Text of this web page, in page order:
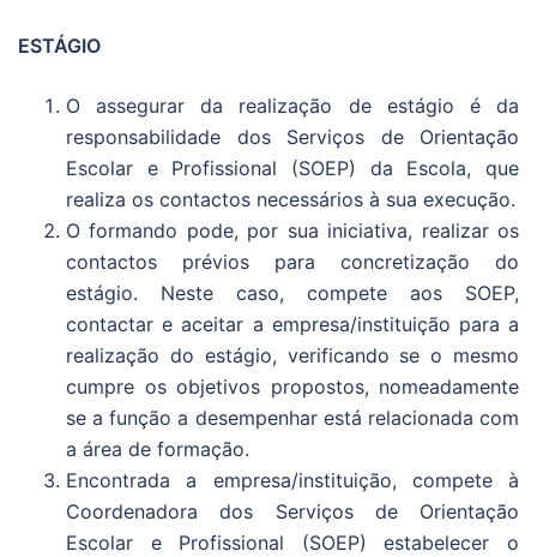
ESTÁGIO
O assegurar da realização de estágio é da
responsabilidade dos Serviços de Orientação
Escolar e Profissional (SOEP) da Escola, que
realiza os contactos necessários à sua execução.
O formando pode, por sua iniciativa, realizar os
contactos prévios para concretização do
estágio. Neste caso, compete aos SOEP,
contactar e aceitar a empresa/instituição para a
realização do estágio, verificando se o mesmo
cumpre os objetivos propostos, nomeadamente
se a função a desempenhar está relacionada com
a área de formação.
Encontrada a empresa/instituição, compete à
Coordenadora dos Serviços de Orientação
Escolar e Profissional (SOEP) estabelecer o